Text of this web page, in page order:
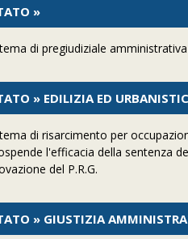
»
di pregiudiziale
» EDILIZIA ED
di risarcimento per
l'efficacia della sentenza
del P.R.G.
» GIUSTIZIA